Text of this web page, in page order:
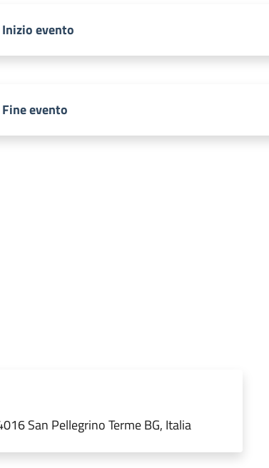
evento
evento
San Pellegrino Terme BG, Italia